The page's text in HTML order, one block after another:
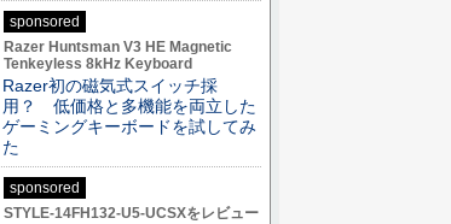
sponsored
Razer Huntsman V3 HE Magnetic
Tenkeyless 8kHz Keyboard
Razer初の磁気式スイッチ採
用？ 低価格と多機能を両立した
ゲーミングキーボードを試してみ
た
sponsored
STYLE-14FH132-U5-UCSXをレビュー